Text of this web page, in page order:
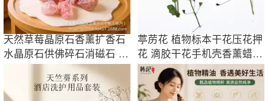
天然草莓晶原石香薰扩香石
水晶原石供佛碎石消磁石 水
晶工艺品
葶苈花 植物标本干花压花押
花 滴胶干花手机壳香薰蜡烛
押花画相框